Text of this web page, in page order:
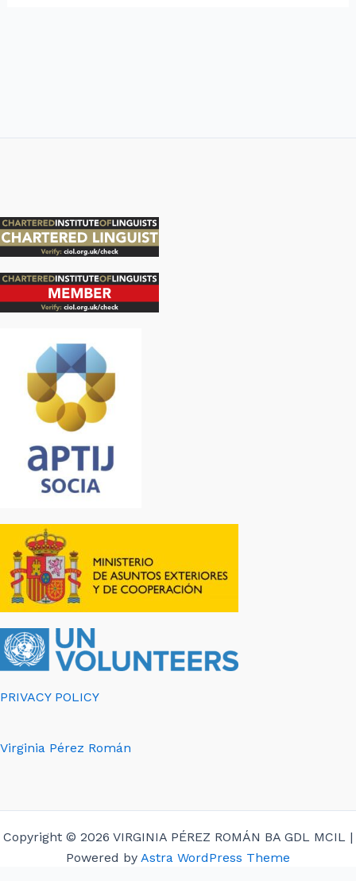
PRIVACY POLICY
Virginia Pérez Román
Copyright © 2026 VIRGINIA PÉREZ ROMÁN BA GDL MCIL |
Powered by Astra WordPress Theme